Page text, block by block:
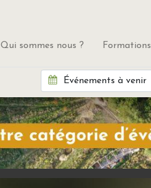
Qui sommes nous ? Formations
Événements à venir